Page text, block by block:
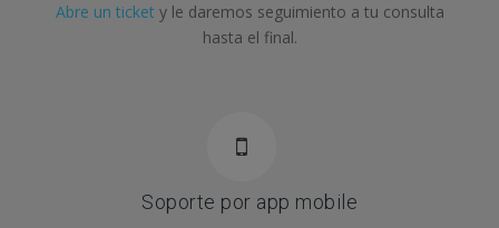
Abre un ticket y le daremos seguimiento a tu consulta
hasta el final.
Soporte por app mobile